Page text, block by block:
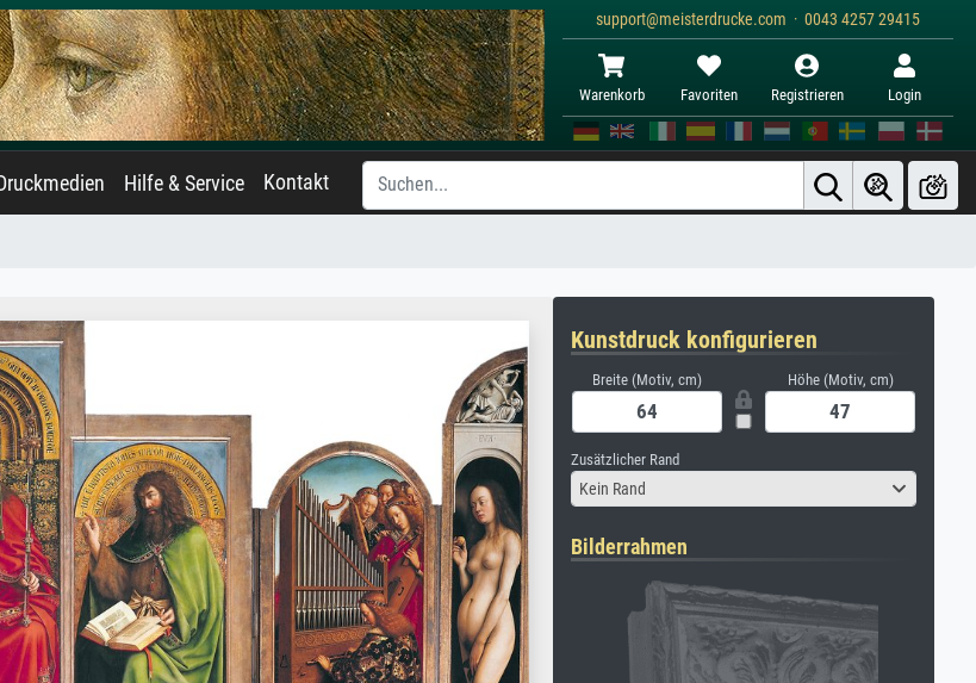
support@meisterdrucke.com · 0043 4257 29415
Warenkorb Favoriten Registrieren Login
Druckmedien Hilfe & Service Kontakt
Kunstdruck konfigurieren
Breite (Motiv, cm) Höhe (Motiv, cm)
Zusätzlicher Rand
Kein Rand
Bilderrahmen